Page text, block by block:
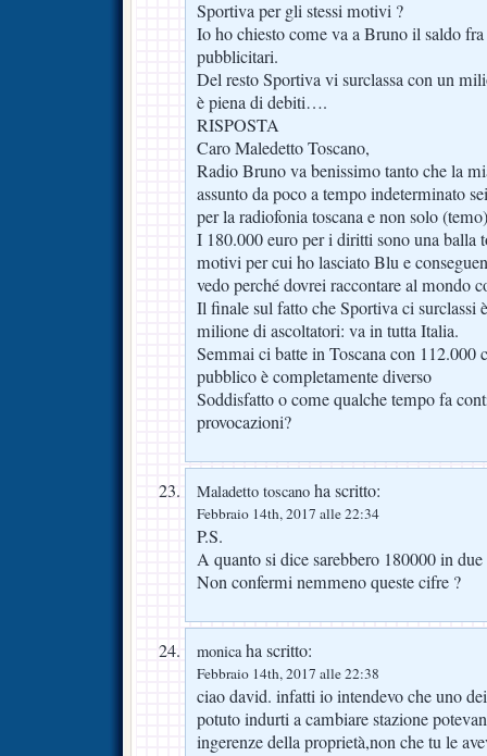
Sportiva per gli stessi motivi ?
Io ho chiesto come va a Bruno il saldo
pubblicitari.
Del resto Sportiva vi surclassa con un
è piena di debiti….
RISPOSTA
Caro Maledetto Toscano,
Radio Bruno va benissimo tanto che la
assunto da poco a tempo indeterminato
per la radiofonia toscana e non solo (temo)
I 180.000 euro per i diritti sono una balla
motivi per cui ho lasciato Blu e
vedo perché dovrei raccontare al mondo
Il finale sul fatto che Sportiva ci surclassi
milione di ascoltatori: va in tutta Italia.
Semmai ci batte in Toscana con 112.000
pubblico è completamente diverso
Soddisfatto o come qualche tempo fa
provocazioni?
Maladetto toscano ha scritto:
Febbraio 14th, 2017 alle 22:34
P.S.
A quanto si dice sarebbero 180000 in
Non confermi nemmeno queste cifre ?
monicaha scritto:
Febbraio 14th, 2017 alle 22:38
ciao david. infatti io intendevo che uno
potuto indurti a cambiare stazione
ingerenze della proprietà,non che tu le